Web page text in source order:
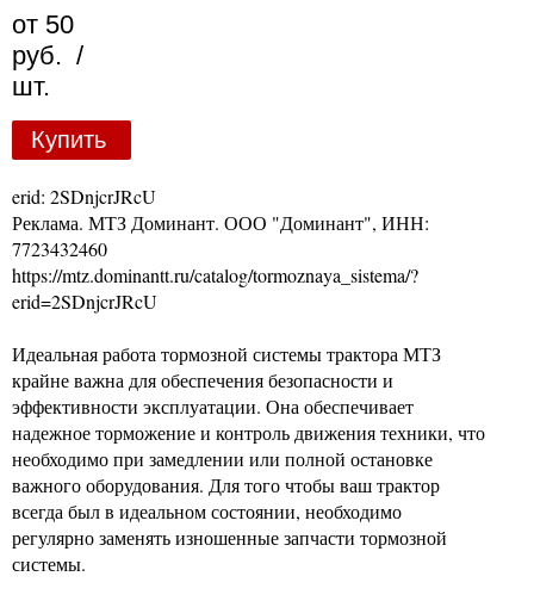
от 50
руб. /
шт.
Купить
erid: 2SDnjcrJRcU
Реклама. МТЗ Доминант. ООО "Доминант", ИНН:
7723432460
https://mtz.dominantt.ru/catalog/tormoznaya_sistema/?
erid=2SDnjcrJRcU
Идеальная работа тормозной системы трактора МТЗ
крайне важна для обеспечения безопасности и
эффективности эксплуатации. Она обеспечивает
надежное торможение и контроль движения техники, что
необходимо при замедлении или полной остановке
важного оборудования. Для того чтобы ваш трактор
всегда был в идеальном состоянии, необходимо
регулярно заменять изношенные запчасти тормозной
системы.